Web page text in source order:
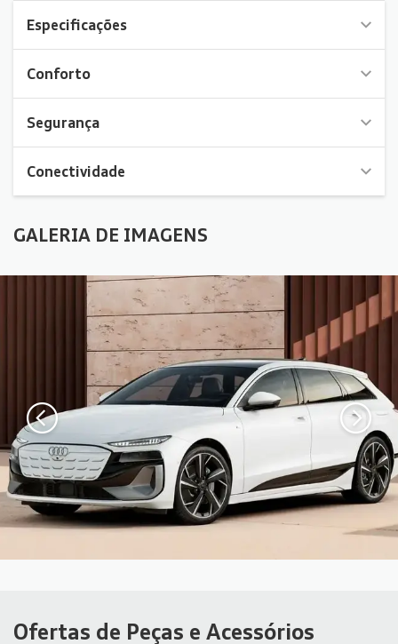
Especificações
Conforto
Segurança
Conectividade
GALERIA DE IMAGENS
Ofertas de Peças e Acessórios